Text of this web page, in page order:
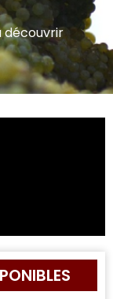
découvrir